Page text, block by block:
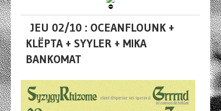
JEU 02/10 : OCEANFLOUNK +
KLËPTA + SYYLER + MIKA
BANKOMAT